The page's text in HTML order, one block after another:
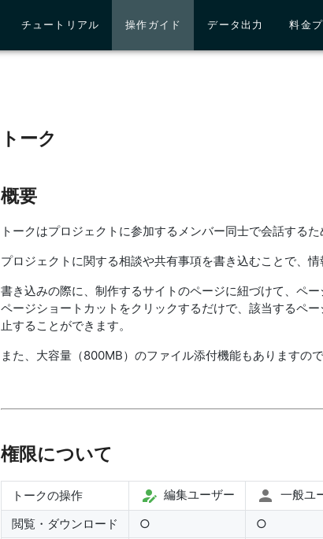
チュートリアル 操作ガイド データ出力 料金
トーク
概要
トークはプロジェクトに参加するメンバー同士で会話する
プロジェクトに関する相談や共有事項を書き込むことで、
書き込みの際に、制作するサイトのページに紐づけて、ペ
ページショートカットをクリックするだけで、該当するペ
止することができます。
また、大容量（800MB）のファイル添付機能もありますの
権限について
トークの操作 編集ユーザー
一般ユ
閲覧・ダウンロード
○
○